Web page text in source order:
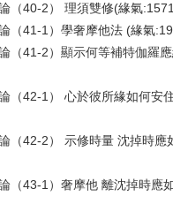
（40-2） 理須雙修(緣氣
（41-1）學奢摩他法 (緣氣
（41-2）顯示何等補特伽羅
（42-1） 心於彼所緣如何安
（42-2） 示修時量 沈掉時應
（43-1）奢摩他 離沈掉時應